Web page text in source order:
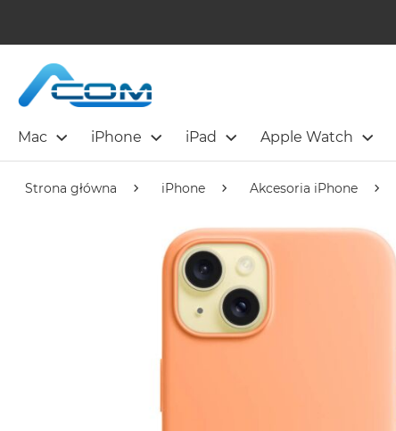
Mac iPhone iPad Apple Watch
Strona główna iPhone Akcesoria iPhone